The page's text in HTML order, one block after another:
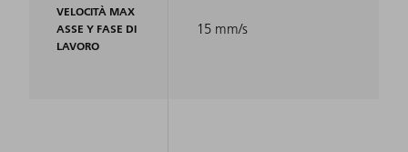
VELOCITÀ MAX
ASSE Y FASE DI
LAVORO
15 mm/s